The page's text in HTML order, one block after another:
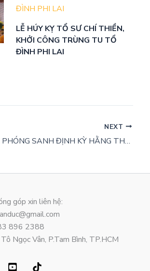
LỄ HÚY KỴ TỔ SƯ CHÍ THIỀN,
KHỞI CÔNG TRÙNG TU TỔ
ĐÌNH PHI LAI
NEXT
LỄ PHÓNG SANH ĐỊNH KỲ HẰNG THÁNG CỦA BVHTT.CVĐ
góp xin liên hệ:
896 2388
Ngọc Vân, P.Tam Bình, TP.HCM